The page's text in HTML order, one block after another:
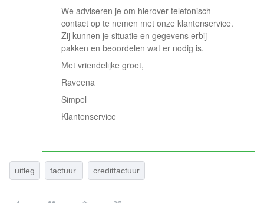
We adviseren je om hierover telefonisch
contact op te nemen met onze klantenservice.
Zij kunnen je situatie en gegevens erbij
pakken en beoordelen wat er nodig is.
Met vriendelijke groet,
Raveena
Simpel
Klantenservice
uitleg factuur. creditfactuur